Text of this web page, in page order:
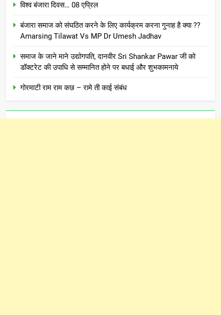
विश्व बंजारा दिवस… 08 एप्रिल
बंजारा समाज को संघठित करने के लिए कार्यक्रम करना गुनाह है क्या ??
Amarsing Tilawat Vs MP Dr Umesh Jadhav
समाज के जाने माने उद्योगपति, दानवीर Sri Shankar Pawar जी को
डॉक्टरेट की उपाधि से सम्मानित होने पर बधाई और शुभकामनाये
गोरमाटी राम राम कछ – रामे ती काई संबंध